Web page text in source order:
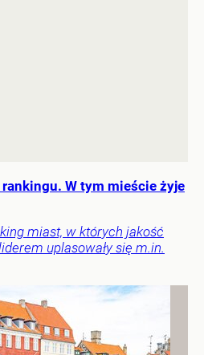
W tym mieście żyje
miast, w których jakość
uplasowały się m.in.